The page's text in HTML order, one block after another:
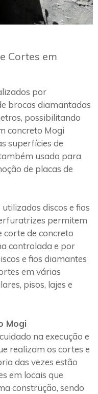
Cortes em
por
brocas diamantadas
possibilitando
concreto Mogi
superfícies de
usado para
de placas de
utilizados discos e fios
permitem
corte de concreto
controlada e por
e fios diamantes
em várias
pisos, lajes e
Mogi
na execução e
realizam os cortes e
das vezes estão
em locais que
construção, sendo